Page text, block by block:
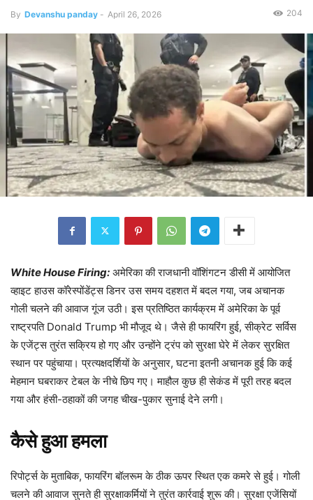
By Devanshu panday - April 26, 2026 204
White House Firing: अमेरिका की राजधानी वॉशिंगटन डीसी में आयोजित
व्हाइट हाउस कॉरेस्पोंडेंट्स डिनर उस समय दहशत में बदल गया, जब अचानक
गोली चलने की आवाज गूंज उठी। इस प्रतिष्ठित कार्यक्रम में अमेरिका के पूर्व
राष्ट्रपति Donald Trump भी मौजूद थे। जैसे ही फायरिंग हुई, सीक्रेट सर्विस
के एजेंट्स तुरंत सक्रिय हो गए और उन्होंने ट्रंप को सुरक्षा घेरे में लेकर सुरक्षित
स्थान पर पहुंचाया। प्रत्यक्षदर्शियों के अनुसार, घटना इतनी अचानक हुई कि कई
मेहमान घबराकर टेबल के नीचे छिप गए। माहौल कुछ ही सेकंड में पूरी तरह बदल
गया और हंसी-ठहाकों की जगह चीख-पुकार सुनाई देने लगी।
कैसे हुआ हमला
रिपोर्ट्स के मुताबिक, फायरिंग बॉलरूम के ठीक ऊपर स्थित एक कमरे से हुई। गोली
चलने की आवाज सुनते ही सुरक्षाकर्मियों ने तुरंत कार्रवाई शुरू की। सुरक्षा एजेंसियों